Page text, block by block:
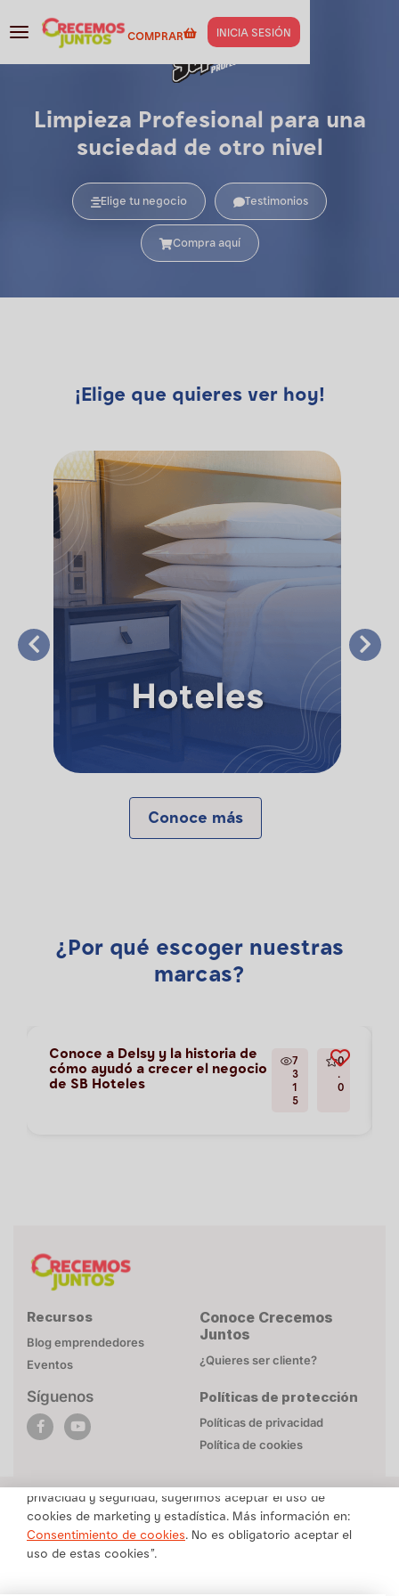
COMPRAR INICIA SESIÓN
Limpieza Profesional para una
suciedad de otro nivel
Elige tu negocio Testimonios
Compra aquí
¡Elige que quieres ver hoy!
Conoce más
¿Por qué escoger nuestras
marcas?
Conoce a Delsy y la historia de
cómo ayudó a crecer el negocio
de SB Hoteles
7
3
1
5
0
.
0
Recursos
Blog emprendedores
Eventos
Síguenos
Conoce Crecemos
Juntos
¿Quieres ser cliente?
Políticas de protección
Políticas de privacidad
Política de cookies
Una marca de Alicorp
POLÍTICA DE COOKIES
Esta página web utiliza cookies necesarias para su
privacidad y seguridad, sugerimos aceptar el uso de
cookies de marketing y estadística. Más información en:
Consentimiento de cookies. No es obligatorio aceptar el
uso de estas cookies”.